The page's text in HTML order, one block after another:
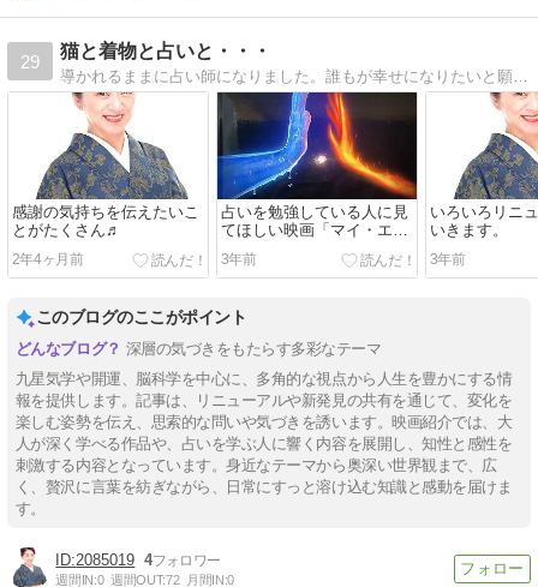
29
猫と着物と占いと・・・
導かれるままに占い師になりました。誰もが幸せになりたいと願うのは当たり前。そして誰もが幸せになって当たり前。幸せになるために生まれてきたのに悩むのはなぜ？占いというツールをもとにあなたの幸せを一緒に考えます。幸せになりましょう♪
感謝の気持ちを伝えたいこ
とがたくさん♬
2年4ヶ月前
占いを勉強している人に見
てほしい映画「マイ・エレ
メント」
3年前
いろいろリニ
いきます。
3年前
このブログのここがポイント
深層の気づきをもたらす多彩なテーマ
九星気学や開運、脳科学を中心に、多角的な視点から人生を豊かにする情
報を提供します。記事は、リニューアルや新発見の共有を通じて、変化を
楽しむ姿勢を伝え、思索的な問いや気づきを誘います。映画紹介では、大
人が深く学べる作品や、占いを学ぶ人に響く内容を展開し、知性と感性を
刺激する内容となっています。身近なテーマから奥深い世界観まで、広
く、贅沢に言葉を紡ぎながら、日常にすっと溶け込む知識と感動を届けま
す。
2085019 4
週間IN:0 週間OUT:72 月間IN:0